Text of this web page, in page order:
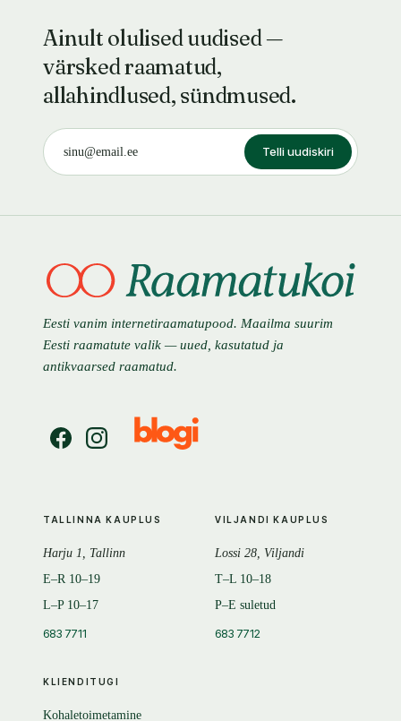
Ainult olulised uudised —
värsked raamatud,
allahindlused, sündmused.
Telli uudiskiri
Eesti vanim internetiraamatupood. Maailma suurim
Eesti raamatute valik — uued, kasutatud ja
antikvaarsed raamatud.
KLIENDITUGI
Kohaletoimetamine
TALLINNA KAUPLUS
Harju 1, Tallinn
E–R 10–19
L–P 10–17
683 7711
VILJANDI KAUPLUS
Lossi 28, Viljandi
T–L 10–18
P–E suletud
683 7712